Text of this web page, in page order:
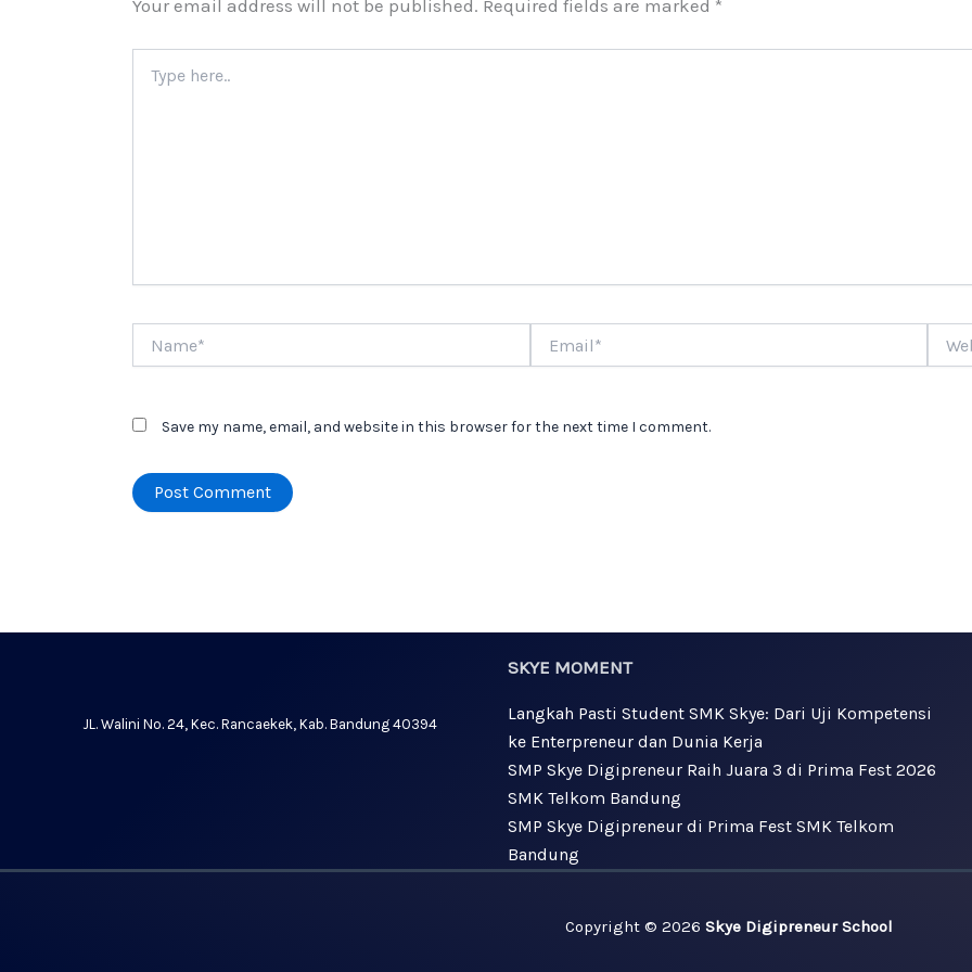
Your email address will not be published. Required fields are marked *
here..
Save my name, email, and website in this browser for the next time I comment.
JL. Walini No. 24, Kec. Rancaekek, Kab. Bandung 40394
SKYE MOMENT
Langkah Pasti Student SMK Skye: Dari Uji Kompetensi
ke Enterpreneur dan Dunia Kerja
SMP Skye Digipreneur Raih Juara 3 di Prima Fest 2026
SMK Telkom Bandung
SMP Skye Digipreneur di Prima Fest SMK Telkom
Bandung
Copyright © 2026 Skye Digipreneur School